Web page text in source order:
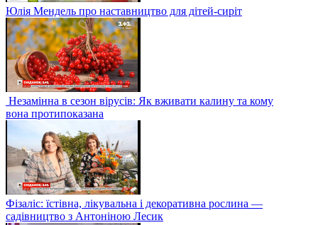
Юлія Мендель про наставництво для дітей-сиріт
Незамінна в сезон вірусів: Як вживати калину та кому
вона протипоказана
Фізаліс: їстівна, лікувальна і декоративна рослина —
садівництво з Антоніною Лесик